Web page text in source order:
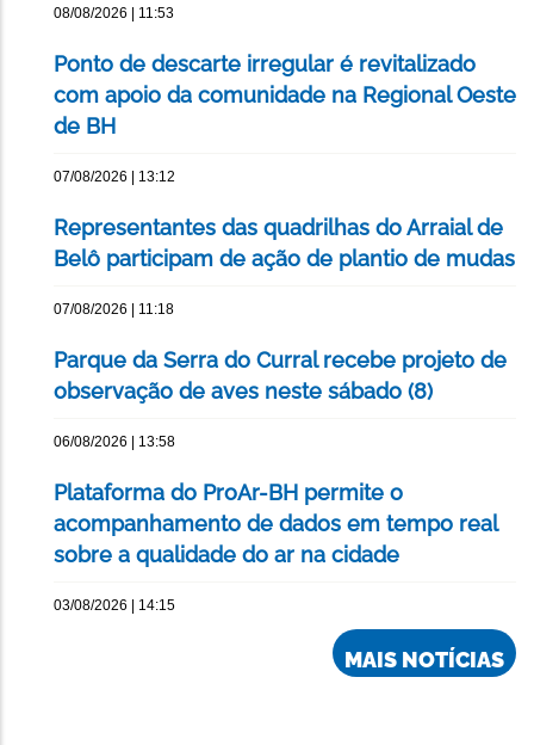
08/08/2026 | 11:53
Ponto de descarte irregular é revitalizado
com apoio da comunidade na Regional Oeste
de BH
07/08/2026 | 13:12
Representantes das quadrilhas do Arraial de
Belô participam de ação de plantio de mudas
07/08/2026 | 11:18
Parque da Serra do Curral recebe projeto de
observação de aves neste sábado (8)
06/08/2026 | 13:58
Plataforma do ProAr-BH permite o
acompanhamento de dados em tempo real
sobre a qualidade do ar na cidade
03/08/2026 | 14:15
MAIS NOTÍCIAS